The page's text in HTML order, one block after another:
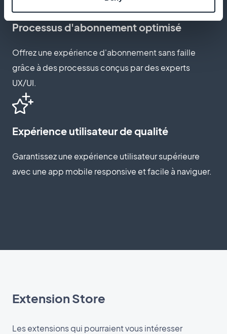
Processus d'abonnement optimisé
Offrez une expérience d'abonnement sans faille
grâce à des processus conçus par des experts
UX/UI.
Expérience utilisateur de qualité
Garantissez une expérience utilisateur supérieure
avec une app mobile responsive et facile à naviguer.
Extension Store
Les extensions qui pourraient vous intéresser